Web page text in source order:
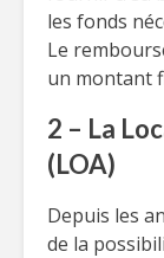
les fonds
Le
un montant
2 – La
(LOA)
Depuis les
de la